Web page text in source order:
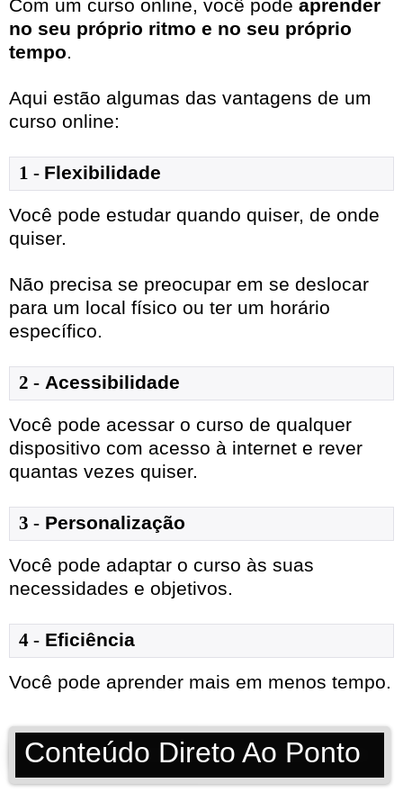
Com um curso online, você pode aprender
no seu próprio ritmo e no seu próprio
tempo.
Aqui estão algumas das vantagens de um
curso online:
1 - Flexibilidade
Você pode estudar quando quiser, de onde
quiser.
Não precisa se preocupar em se deslocar
para um local físico ou ter um horário
específico.
2 - Acessibilidade
Você pode acessar o curso de qualquer
dispositivo com acesso à internet e rever
quantas vezes quiser.
3 - Personalização
Você pode adaptar o curso às suas
necessidades e objetivos.
4 - Eficiência
Você pode aprender mais em menos tempo.
Conteúdo Direto Ao Ponto